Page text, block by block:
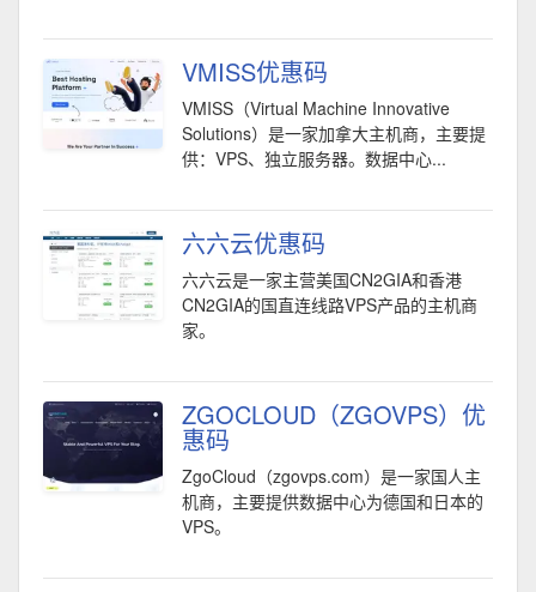
VMISS优惠码
VMISS（Virtual Machine Innovative
Solutions）是一家加拿大主机商，主要提
供：VPS、独立服务器。数据中心...
六六云优惠码
六六云是一家主营美国CN2GIA和香港
CN2GIA的国直连线路VPS产品的主机商
家。
ZGOCLOUD（ZGOVPS）优
惠码
ZgoCloud（zgovps.com）是一家国人主
机商，主要提供数据中心为德国和日本的
VPS。